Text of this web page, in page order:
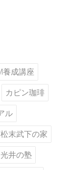
養成講座
カピン珈琲
ル
末武下の家
光井の塾